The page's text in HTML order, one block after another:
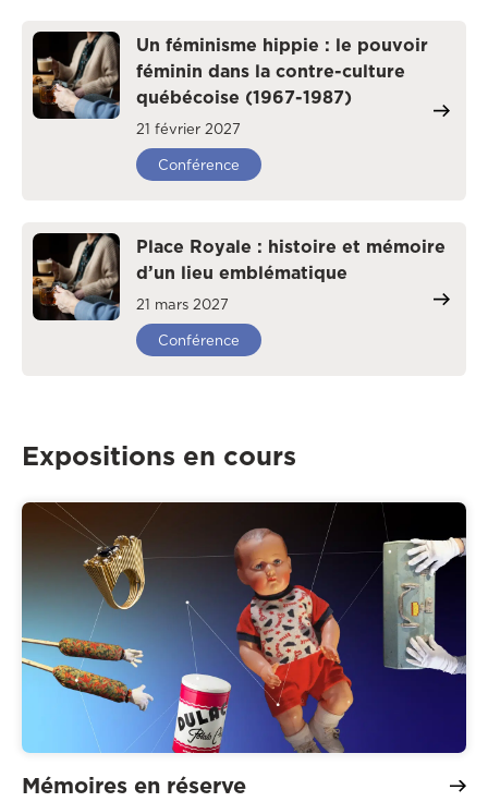
Un féminisme hippie : le pouvoir
féminin dans la contre-culture
québécoise (1967-1987)
21 février 2027
Conférence
Place Royale : histoire et mémoire
d’un lieu emblématique
21 mars 2027
Conférence
Expositions en cours
Mémoires en réserve